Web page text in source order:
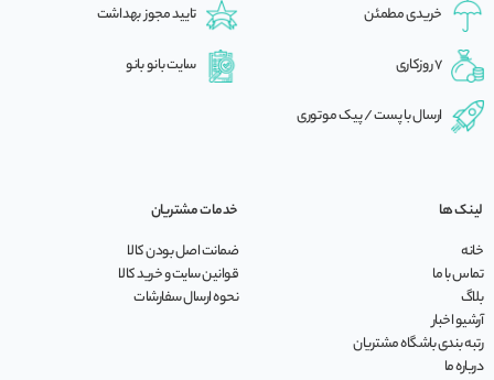
خریدی مطمئن تایید مجوز بهداشت
7 روزکاری سایت بانو بانو
ارسال با پست / پیک موتوری
لینک ها
خانه
تماس با ما
بلاگ
آرشیو اخبار
رتبه بندی باشگاه مشتریان
درباره ما
خدمات مشتریان
ضمانت اصل بودن کالا
قوانین سایت و خرید کالا
نحوه ارسال سفارشات